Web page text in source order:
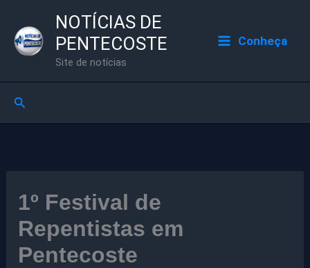
para
NOTÍCIAS DE
PENTECOSTE
Site de notícias
Conheça
Pesquisar
1º Festival de
Repentistas em
Pentecoste